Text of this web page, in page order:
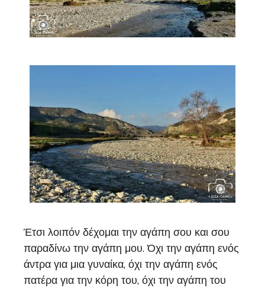
Έτσι λοιπόν δέχομαι την αγάπη σου και σου
παραδίνω την αγάπη μου. Όχι την αγάπη ενός
άντρα για μια γυναίκα, όχι την αγάπη ενός
πατέρα για την κόρη του, όχι την αγάπη του